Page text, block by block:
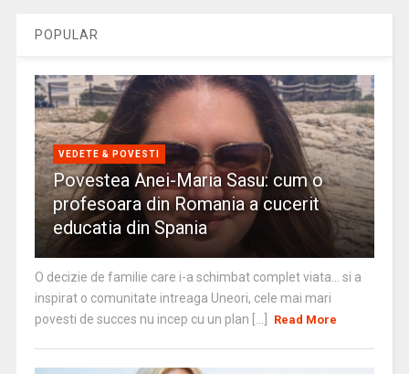
POPULAR
VEDETE & POVESTI
Povestea Anei-Maria Sasu: cum o
profesoara din Romania a cucerit
educatia din Spania
O decizie de familie care i-a schimbat complet viata… si a
inspirat o comunitate intreaga Uneori, cele mai mari
povesti de succes nu incep cu un plan [...]
Read More